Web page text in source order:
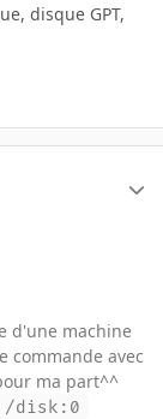
disque GPT,
d'une machine
commande avec
ma part^^
/disk:0